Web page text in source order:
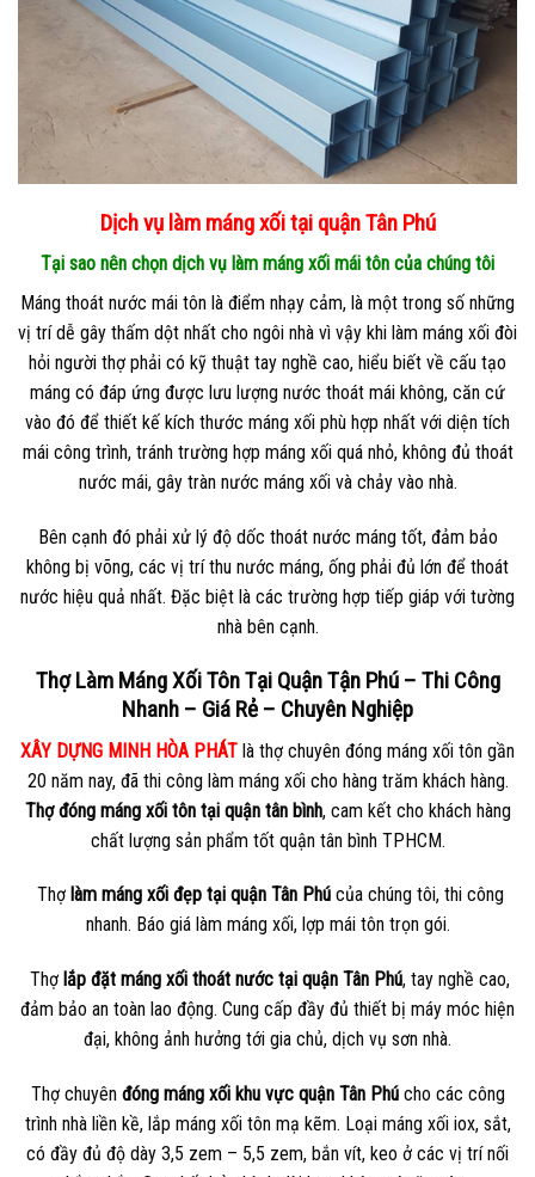
Dịch vụ làm máng xối tại quận Tân Phú
Tại sao nên chọn dịch vụ làm máng xối mái tôn của chúng tôi
Máng thoát nước mái tôn là điểm nhạy cảm, là một trong số những
vị trí dễ gây thấm dột nhất cho ngôi nhà vì vậy khi làm máng xối đòi
hỏi người thợ phải có kỹ thuật tay nghề cao, hiểu biết về cấu tạo
máng có đáp ứng được lưu lượng nước thoát mái không, căn cứ
vào đó để thiết kế kích thước máng xối phù hợp nhất với diện tích
mái công trình, tránh trường hợp máng xối quá nhỏ, không đủ thoát
nước mái, gây tràn nước máng xối và chảy vào nhà.
Bên cạnh đó phải xử lý độ dốc thoát nước máng tốt, đảm bảo
không bị võng, các vị trí thu nước máng, ống phải đủ lớn để thoát
nước hiệu quả nhất. Đặc biệt là các trường hợp tiếp giáp với tường
nhà bên cạnh.
Thợ Làm Máng Xối Tôn Tại Quận Tận Phú – Thi Công
Nhanh – Giá Rẻ – Chuyên Nghiệp
XÂY DỰNG MINH HÒA PHÁT là thợ chuyên đóng máng xối tôn gần
20 năm nay, đã thi công làm máng xối cho hàng trăm khách hàng.
Thợ đóng máng xối tôn tại quận tân bình, cam kết cho khách hàng
chất lượng sản phẩm tốt quận tân bình TPHCM.
Thợ làm máng xối đẹp tại quận Tân Phúcủa chúng tôi, thi công
nhanh. Báo giá làm máng xối, lợp mái tôn trọn gói.
Thợ lắp đặt máng xối thoát nước tại quận Tân Phú, tay nghề cao,
đảm bảo an toàn lao động. Cung cấp đầy đủ thiết bị máy móc hiện
đại, không ảnh hưởng tới gia chủ, dịch vụ sơn nhà.
Thợ chuyên đóng máng xối khu vực quận Tân Phúcho các công
trình nhà liền kề, lắp máng xối tôn mạ kẽm. Loại máng xối iox, sắt,
có đầy đủ độ dày 3,5 zem – 5,5 zem, bắn vít, keo ở các vị trí nối